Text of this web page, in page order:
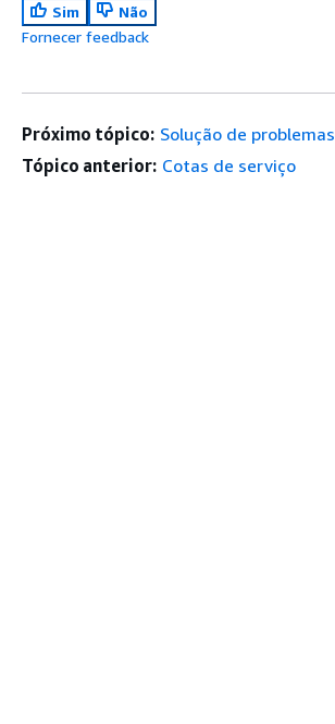
Sim
Não
Fornecer feedback
Próximo tópico: Solução de problemas
Tópico anterior: Cotas de serviço